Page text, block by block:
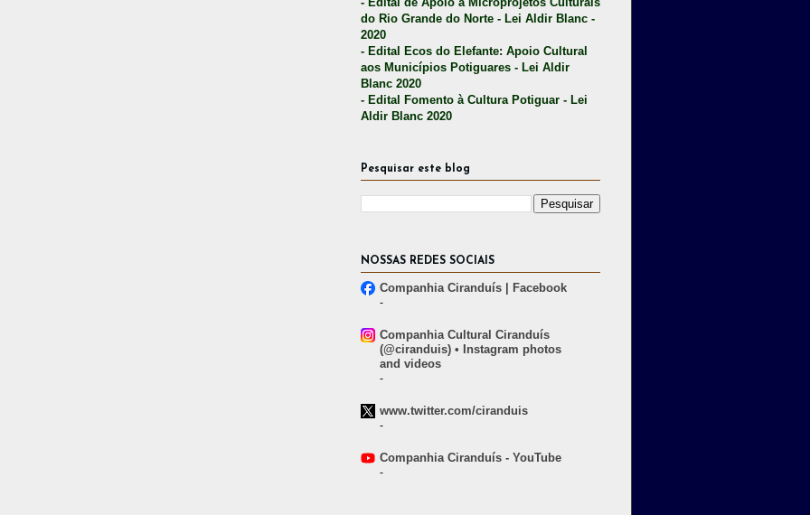
do Rio Grande do Norte - Lei Aldir Blanc -
2020
- Edital Ecos do Elefante: Apoio Cultural
aos Municípios Potiguares - Lei Aldir
Blanc 2020
- Edital Fomento à Cultura Potiguar - Lei
Aldir Blanc 2020
Pesquisar este blog
NOSSAS REDES SOCIAIS
Companhia Ciranduís | Facebook
-
Companhia Cultural Ciranduís
(@ciranduis) • Instagram photos
and videos
-
www.twitter.com/ciranduis
-
Companhia Ciranduís - YouTube
-